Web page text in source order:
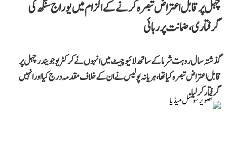
چہل پر قابل اعتراض تبصرہ کرنے کے الزام میں یوراج سنگھ کی
گرفتاری، ضمانت پر رہائی
گذشتہ سال روہت شرما کے ساتھ لائیو چیٹ میں انہوں نے کرکٹر یوجویندر چہل پر
قابل اعتراض تبصرہ کیا تھا، ہریانہ پولیس نے ان کے خلاف مقدمہ درج کیا اور انہیں
گرفتار کر لیا